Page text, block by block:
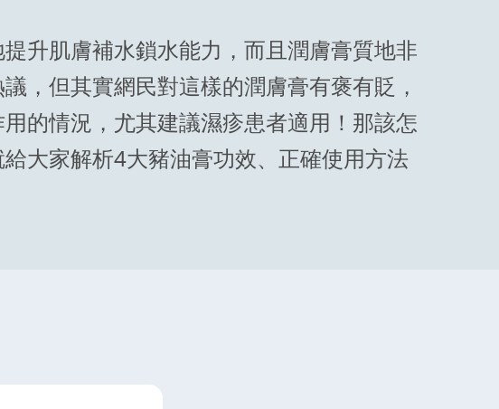
升肌膚補水鎖水能力，而且潤膚膏質地非
，但其實網民對這樣的潤膚膏有褒有貶，
的情況，尤其建議濕疹患者適用！那該怎
大家解析4大豬油膏功效、正確使用方法